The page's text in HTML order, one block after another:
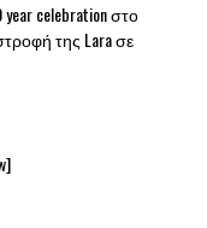
year celebration στο
της Lara σε